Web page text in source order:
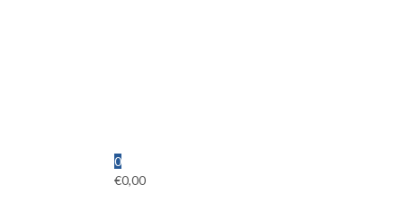
0
€0,00